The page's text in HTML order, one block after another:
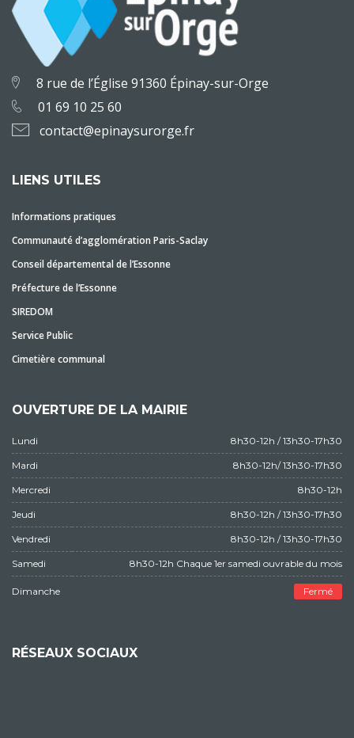
8 rue de l’Église 91360 Épinay-sur-Orge
01 69 10 25 60
contact@epinaysurorge.fr
LIENS UTILES
Informations pratiques
Communauté d’agglomération Paris-Saclay
Conseil départemental de l’Essonne
Préfecture de l’Essonne
SIREDOM
Service Public
Cimetière communal
OUVERTURE DE LA MAIRIE
Lundi 8h30-12h / 13h30-17h30
Mardi 8h30-12h/ 13h30-17h30
Mercredi 8h30-12h
Jeudi 8h30-12h / 13h30-17h30
Vendredi 8h30-12h / 13h30-17h30
Samedi 8h30-12h Chaque 1er samedi ouvrable du mois
Dimanche Fermé
RÉSEAUX SOCIAUX